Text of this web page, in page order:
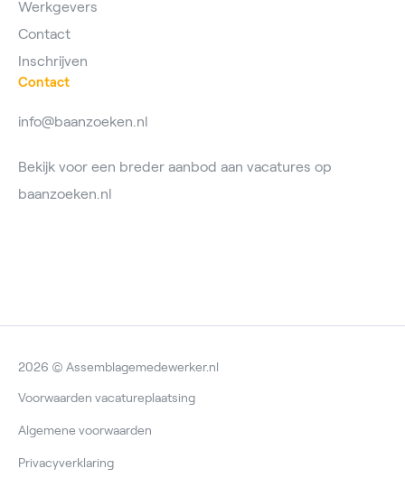
Werkgevers
Contact
Inschrijven
Contact
info@baanzoeken.nl
Bekijk voor een breder aanbod aan vacatures op
baanzoeken.nl
2026 © Assemblagemedewerker.nl
Voorwaarden vacatureplaatsing
Algemene voorwaarden
Privacyverklaring